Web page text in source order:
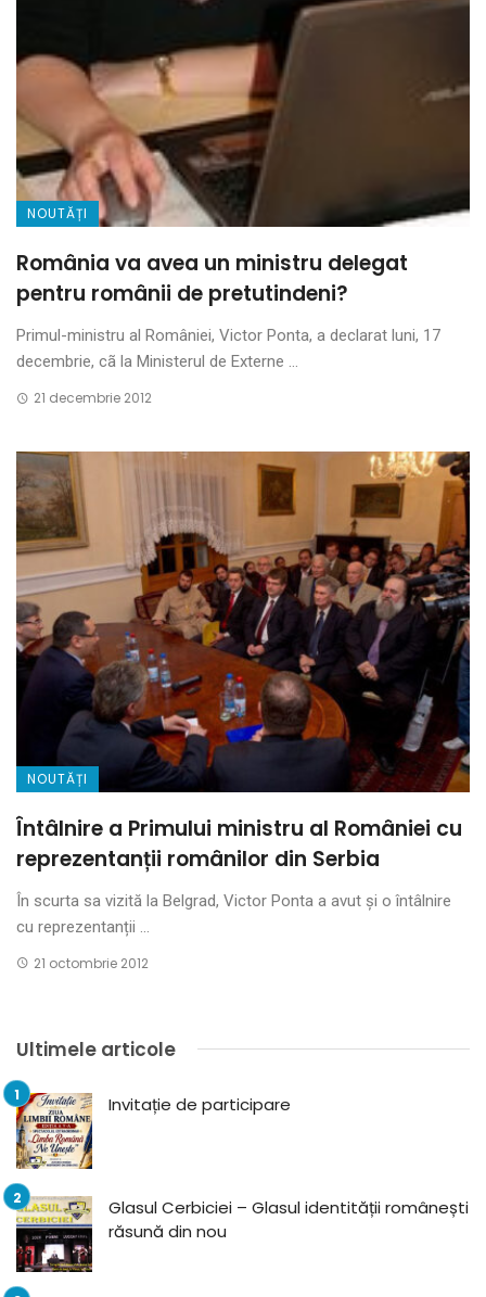
NOUTĂȚI
România va avea un ministru delegat
pentru românii de pretutindeni?
Primul-ministru al României, Victor Ponta, a declarat luni, 17
decembrie, cã la Ministerul de Externe ...
21 decembrie 2012
NOUTĂȚI
Întâlnire a Primului ministru al României cu
reprezentanții românilor din Serbia
În scurta sa vizită la Belgrad, Victor Ponta a avut și o întâlnire
cu reprezentanții ...
21 octombrie 2012
Ultimele articole
Invitație de participare
Glasul Cerbiciei – Glasul identității românești
răsună din nou